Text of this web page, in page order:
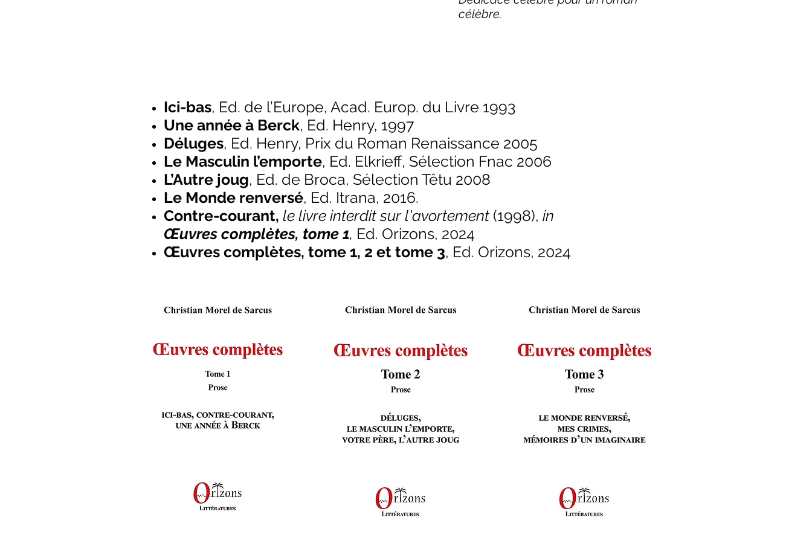
célèbre.
Ici-bas, Ed. de l’Europe, Acad. Europ. du Livre 1993​
Une année à Berck, Ed. Henry, 1997
Déluges, Ed. Henry, Prix du Roman Renaissance 2005
Le Masculin l’emporte, Ed. Elkrieff, Sélection Fnac 2006
L’Autre joug, Ed. de Broca, Sélection Têtu 2008
Le Monde renversé, Ed. Itrana, 2016.
Contre-courant, le livre interdit sur l'avortement (1998), in
Œuvres complètes, tome 1, Ed. Orizons, 2024
Œuvres complètes, tome 1, 2 et tome 3, Ed. Orizons, 2024